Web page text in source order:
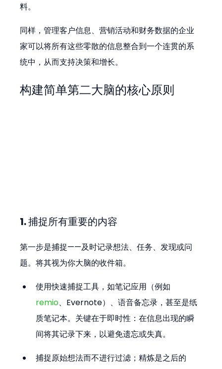
料。
同样，管理客户信息、营销活动和财务数据的企业
家可以将所有这些零散的信息整合到一个连贯的系
统中，从而支持决策和增长。
构建简单第二大脑的核心原则
1. 捕捉所有重要的内容
第一步是捕捉——及时记录想法、任务、发现或问
题。将其视为你大脑的收件箱。
使用快速捕捉工具，如笔记应用（例如
remio、Evernote）、语音备忘录，甚至是纸
质笔记本。关键在于即时性：在信息出现的瞬
间将其记录下来，以避免遗忘或失真。
捕捉原始想法而不进行过滤；精炼是之后的